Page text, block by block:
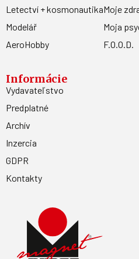
Letectví + kosmonautika
Modelář
AeroHobby
Moje
Moja
F.O.O.D.
Informácie
Vydavateľstvo
Predplatné
Archív
Inzercia
GDPR
Kontakty